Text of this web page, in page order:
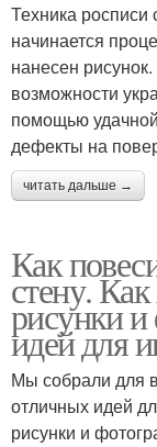
Техника росписи
начинается
нанесен
возможности
помощью
дефекты на
читать дальше →
Как
стену.
рисунки
идей для
Мы собрали для
отличных идей
рисунки и